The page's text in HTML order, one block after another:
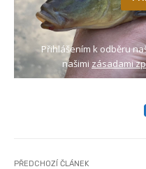
Přihlášením k odběru
našimi zásadami
PŘEDCHOZÍ ČLÁNEK